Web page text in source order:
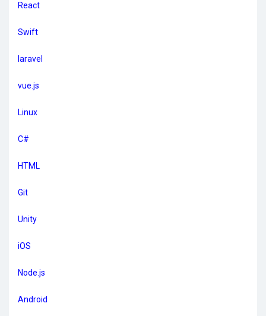
React
Swift
laravel
vue.js
Linux
C#
HTML
Git
Unity
iOS
Node.js
Android